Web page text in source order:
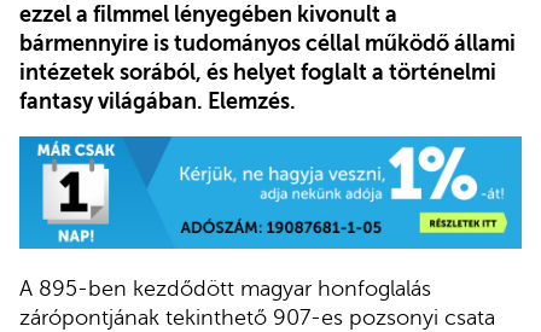
ezzel a filmmel lényegében kivonult a
bármennyire is tudományos céllal működő állami
intézetek sorából, és helyet foglalt a történelmi
fantasy világában. Elemzés.
A 895-ben kezdődött magyar honfoglalás
zárópontjának tekinthető 907-es pozsonyi csata